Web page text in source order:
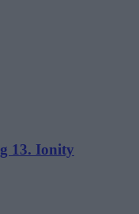
13. Ionity